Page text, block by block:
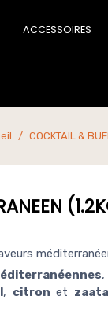
ACCESSOIRES
COCKTAIL &
,
, citron et